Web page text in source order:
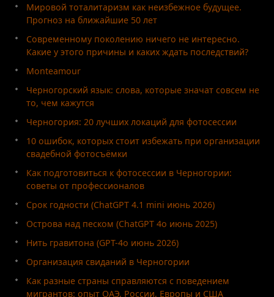
Мировой тоталитаризм как неизбежное будущее.
Прогноз на ближайшие 50 лет
Современному поколению ничего не интересно.
Какие у этого причины и каких ждать последствий?
Monteamour
Черногорский язык: слова, которые значат совсем не
то, чем кажутся
Черногория: 20 лучших локаций для фотосессии
10 ошибок, которых стоит избежать при организации
свадебной фотосъёмки
Как подготовиться к фотосессии в Черногории:
советы от профессионалов
Срок годности (ChatGPT 4.1 mini июнь 2026)
Острова над песком (ChatGPT 4o июнь 2025)
Нить гравитона (GPT-4o июнь 2026)
Организация свиданий в Черногории
Как разные страны справляются с поведением
мигрантов: опыт ОАЭ, России, Европы и США